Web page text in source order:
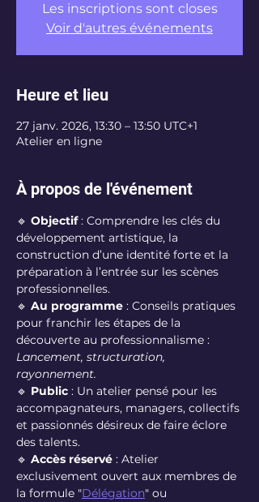
Les inscriptions sont closes
Voir d'autres événements
Heure et lieu
27 janv. 2026, 13:30 – 13:50 UTC+1
Atelier en ligne
À propos de l'événement
🔹 Objectif : Comprendre les clés du
développement artistique, la
construction d’une identité forte et la
préparation à l’entrée sur les scènes
professionnelles.
🔹 Au programme : Conseils pratiques
pour franchir les étapes de la
découverte au professionnalisme :
Lancement, structuration,
rayonnement.
🔹 Public : Un atelier pensé pour les
accompagnateurs, managers, collectifs
et passionnés désireux de faire éclore
des talents.
🔹 Accès réservé : Atelier
exclusivement ouvert aux membres de
la formule "Délégation" ou